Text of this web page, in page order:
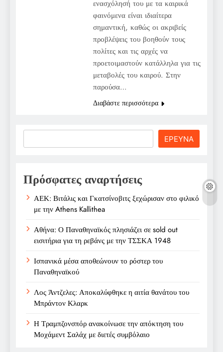
ενασχόλησή του με τα καιρικά
φαινόμενα είναι ιδιαίτερα
σημαντική, καθώς οι ακριβείς
προβλέψεις του βοηθούν τους
πολίτες και τις αρχές να
προετοιμαστούν κατάλληλα για τις
μεταβολές του καιρού. Στην
παρούσα…
Διαβάστε περισσότερα
ΕΡΕΥΝΑ
Πρόσφατες αναρτήσεις
ΑΕΚ: Βιτάλις και Γκατσίνοβιτς ξεχώρισαν στο φιλικό
με την Athens Kallithea
Αθήνα: Ο Παναθηναϊκός πλησιάζει σε sold out
εισιτήρια για τη ρεβάνς με την ΤΣΣΚΑ 1948
Ισπανικά μέσα αποθεώνουν το ρόστερ του
Παναθηναϊκού
Λος Άντζελες: Αποκαλύφθηκε η αιτία θανάτου του
Μπράντον Κλαρκ
Η Τραμπζονσπόρ ανακοίνωσε την απόκτηση του
Μοχάμεντ Σαλάχ με διετές συμβόλαιο